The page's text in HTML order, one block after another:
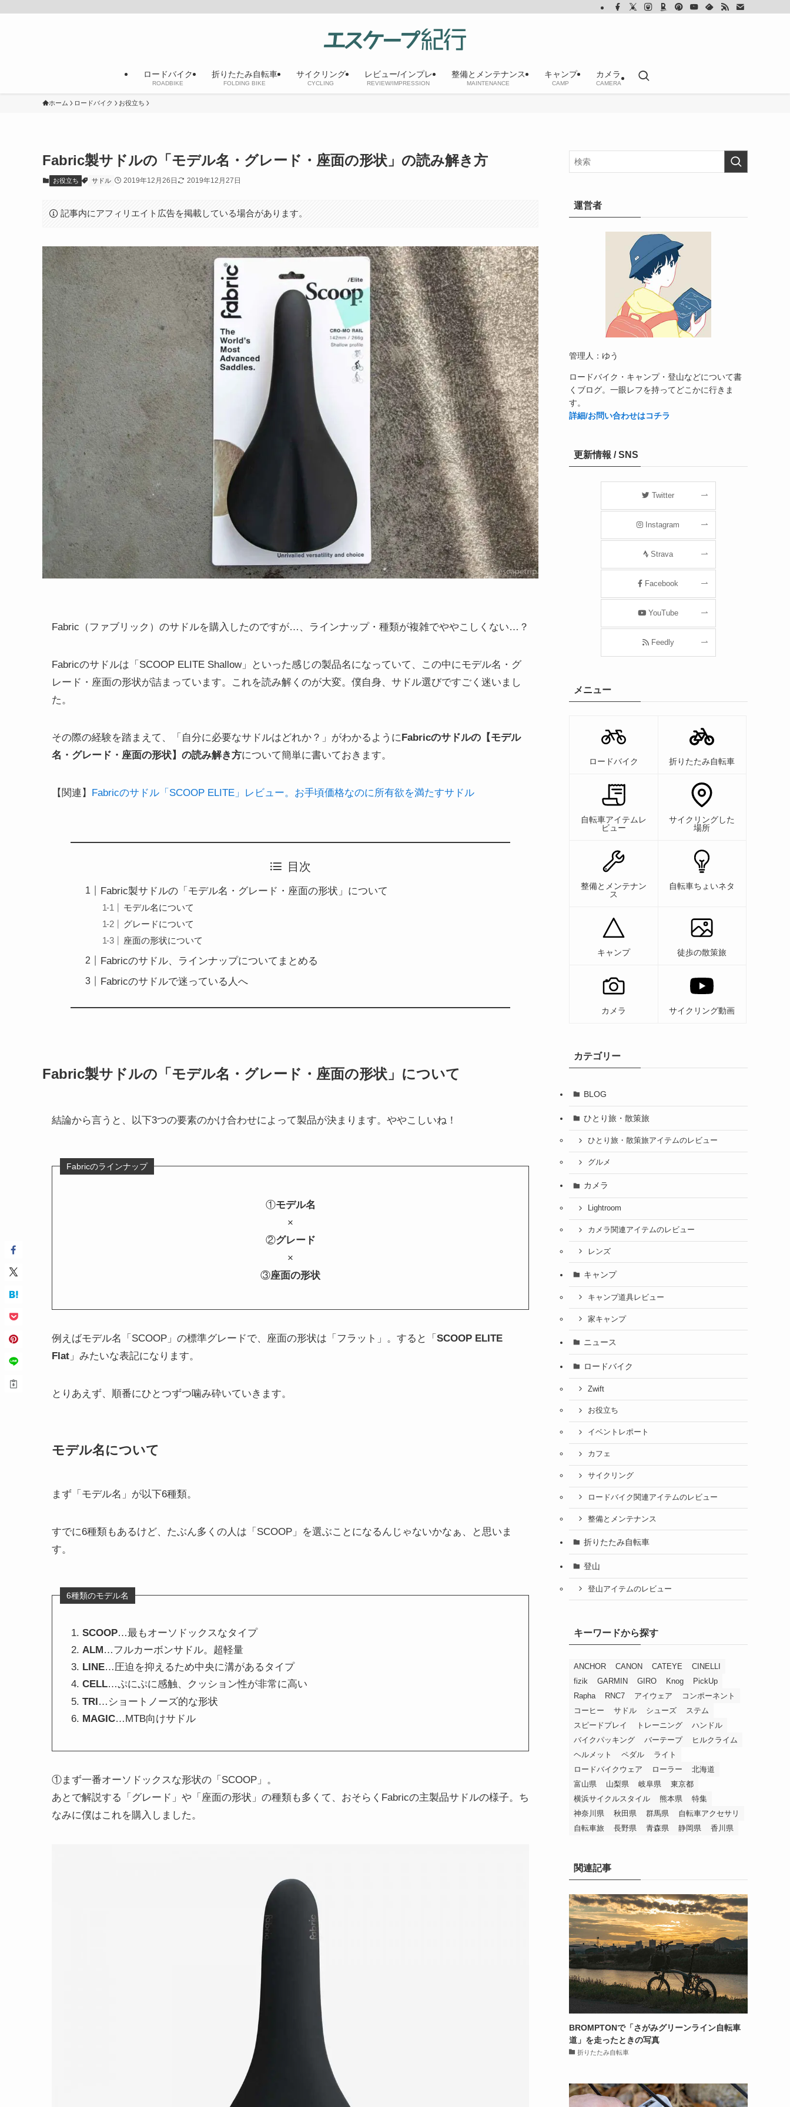
ロードバイク
ROADBIKE
折りたたみ自転車
FOLDING BIKE
サイクリング
CYCLING
レビュー/インプレ
REVIEW/IMPRESSION
整備とメンテナンス
MAINTENANCE
キャンプ
CAMP
カメラ
CAMERA
ホーム ロードバイク お役立ち
Fabric製サドルの「モデル名・グレード・座面の形状」の読み解き方
お役立ち サドル 2019年12月26日 2019年12月27日
記事内にアフィリエイト広告を掲載している場合があります。
Fabric（ファブリック）のサドルを購入したのですが…、ラインナップ・種類が複雑でややこしくない…？
Fabricのサドルは「SCOOP ELITE Shallow」といった感じの製品名になっていて、この中にモデル名・グ
レード・座面の形状が詰まっています。これを読み解くのが大変。僕自身、サドル選びですごく迷いまし
た。
その際の経験を踏まえて、「自分に必要なサドルはどれか？」がわかるようにFabricのサドルの【モデル
名・グレード・座面の形状】の読み解き方について簡単に書いておきます。
【関連】 Fabricのサドル「SCOOP ELITE」レビュー。お手頃価格なのに所有欲を満たすサドル
目次
Fabric製サドルの「モデル名・グレード・座面の形状」について
モデル名について
グレードについて
座面の形状について
Fabricのサドル、ラインナップについてまとめる
Fabricのサドルで迷っている人へ
Fabric製サドルの「モデル名・グレード・座面の形状」について
結論から言うと、以下3つの要素のかけ合わせによって製品が決まります。ややこしいね！
Fabricのラインナップ
①モデル名
×
②グレード
×
③座面の形状
例えばモデル名「SCOOP」の標準グレードで、座面の形状は「フラット」。すると「 SCOOP ELITE
Flat 」みたいな表記になります。
とりあえず、順番にひとつずつ噛み砕いていきます。
モデル名について
まず「モデル名」が以下6種類。
すでに6種類もあるけど、たぶん多くの人は「SCOOP」を選ぶことになるんじゃないかなぁ、と思いま
す。
6種類のモデル名
SCOOP…最もオーソドックスなタイプ
ALM…フルカーボンサドル。超軽量
LINE…圧迫を抑えるため中央に溝があるタイプ
CELL…ぷにぷに感触、クッション性が非常に高い
TRI…ショートノーズ的な形状
MAGIC…MTB向けサドル
①まず一番オーソドックスな形状の「SCOOP」。
あとで解説する「グレード」や「座面の形状」の種類も多くて、おそらくFabricの主製品サドルの様子。ち
なみに僕はこれを購入しました。
運営者
管理人：ゆう
ロードバイク・キャンプ・登山などについて書
くブログ。一眼レフを持ってどこかに行きま
す。
詳細/お問い合わせはコチラ
更新情報 / SNS
Twitter
Instagram
Strava
Facebook
YouTube
Feedly
メニュー
ロードバイク 折りたたみ自転車
自転車アイテムレ
ビュー
サイクリングした
場所
整備とメンテナン
ス
自転車ちょいネタ
キャンプ 徒歩の散策旅
カメラ サイクリング動画
カテゴリー
BLOG
ひとり旅・散策旅
ひとり旅・散策旅アイテムのレビュー
グルメ
カメラ
Lightroom
カメラ関連アイテムのレビュー
レンズ
キャンプ
キャンプ道具レビュー
家キャンプ
ニュース
ロードバイク
Zwift
お役立ち
イベントレポート
カフェ
サイクリング
ロードバイク関連アイテムのレビュー
整備とメンテナンス
折りたたみ自転車
登山
登山アイテムのレビュー
キーワードから探す
ANCHOR CANON CATEYE
CINELLI
fizik
GARMIN GIRO Knog
PickUp
Rapha
RNC7 アイウェア
コンポーネント
コーヒー
サドル シューズ
ステム
スピードプレイ
トレーニング
ハンドル
バイクパッキング
バーテープ
ヒルクライム
ヘルメット
ペダル
ライト
ロードバイクウェア
ローラー
北海道
富山県
山梨県 岐阜県
東京都
横浜サイクルスタイル
熊本県
特集
神奈川県
秋田県 群馬県
自転車アクセサリ
自転車旅
長野県 青森県 静岡県 香川県
関連記事
BROMPTONで「さがみグリーンライン自転車
道」を走ったときの写真
折りたたみ自転車